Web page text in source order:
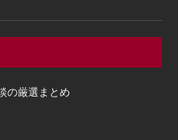
の厳選まとめ